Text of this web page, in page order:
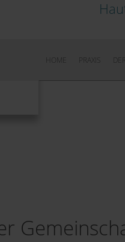
HOME PRAXIS